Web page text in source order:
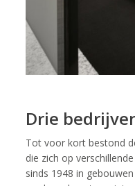
Drie
Tot voor kort bestond
die zich op
sinds 1948 in